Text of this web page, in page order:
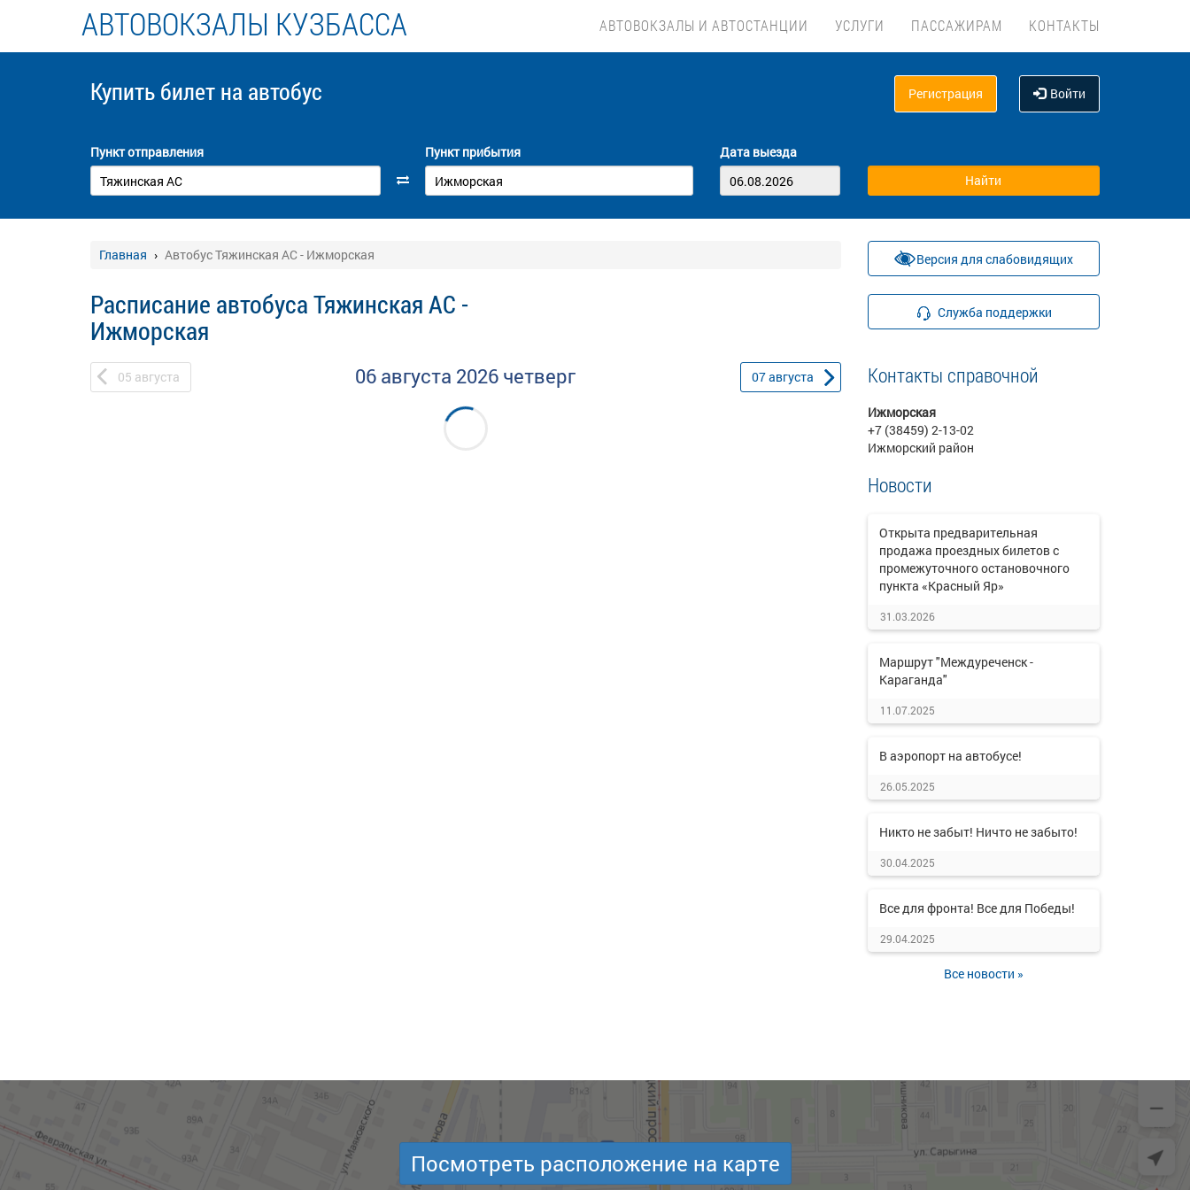
АВТОВОКЗАЛЫ КУЗБАССА АВТОВОКЗАЛЫ И АВТОСТАНЦИИ УСЛУГИ ПАССАЖИРАМ КОНТАКТЫ
Купить билет на автобус Регистрация Войти
Пункт отправления Пункт прибытия Дата выезда
Главная Автобус Тяжинская АС - Ижморская
Расписание автобуса Тяжинская АС -
Ижморская
05 августа 06 августа 2026 четверг 07августа
Версия для слабовидящих
Служба поддержки
Контакты справочной
Ижморская
+7 (38459) 2-13-02
Ижморский район
Новости
Открыта предварительная
продажа проездных билетов с
промежуточного остановочного
пункта «Красный Яр»
31.03.2026
Маршрут "Междуреченск -
Караганда"
11.07.2025
В аэропорт на автобусе!
26.05.2025
Никто не забыт! Ничто не забыто!
30.04.2025
Все для фронта! Все для Победы!
29.04.2025
Все новости »
Посмотреть расположение на карте